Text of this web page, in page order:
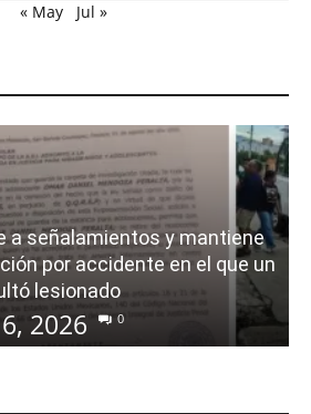
« May
Jul »
a señalamientos y mantiene
por accidente en el que un
lesionado
2026 0